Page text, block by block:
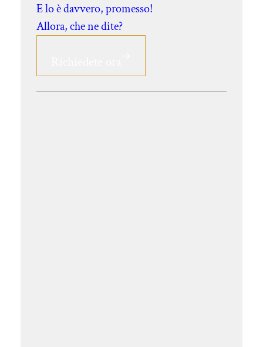
E lo è davvero, promesso!
Allora, che ne dite?